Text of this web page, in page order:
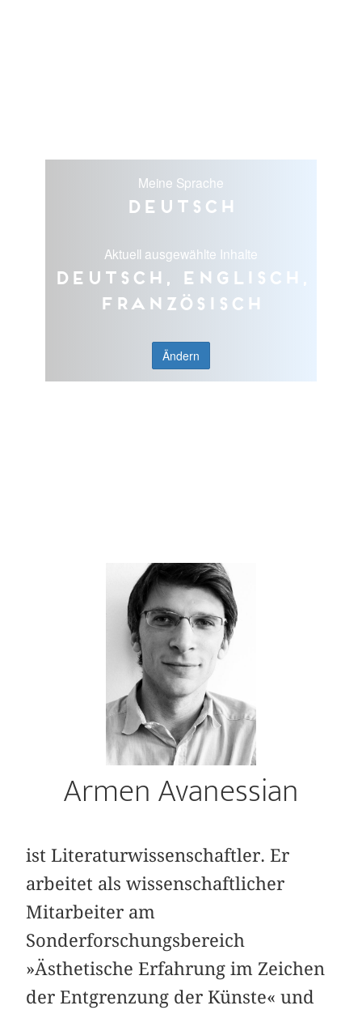
Meine Sprache
Deutsch
Aktuell ausgewählte Inhalte
Deutsch, Englisch,
Französisch
Ändern
Armen Avanessian
ist Literaturwissenschaftler. Er
arbeitet als wissenschaftlicher
Mitarbeiter am
Sonderforschungsbereich
»Ästhetische Erfahrung im Zeichen
der Entgrenzung der Künste« und